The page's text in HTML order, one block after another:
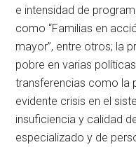
e intensidad de
como “Familias en
mayor”, entre otros; la
pobre en varias
transferencias como la
evidente crisis en el
insuficiencia y calidad
especializado y de